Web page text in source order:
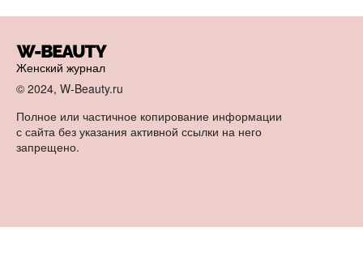
Женский журнал
© 2024, W-Beauty.ru
Полное или частичное копирование информации
с сайта без указания активной ссылки на него
запрещено.